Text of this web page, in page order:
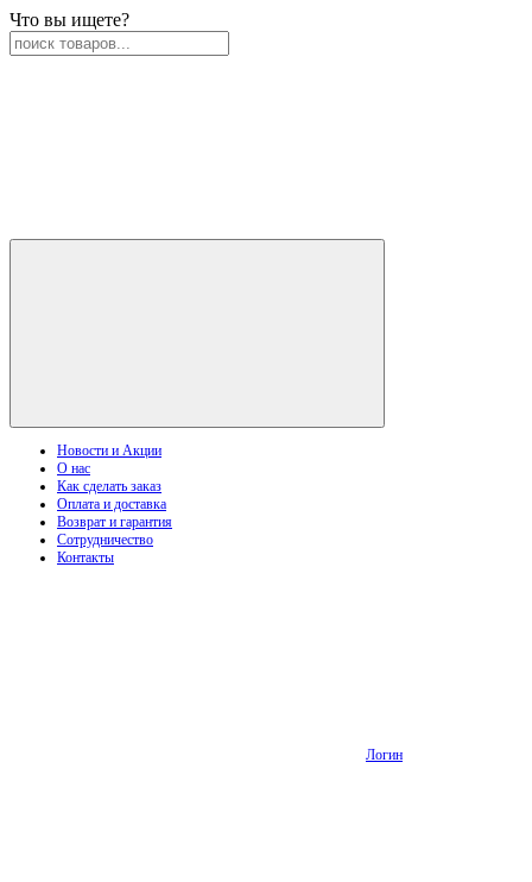
Что вы ищете?
Новости и Акции
О нас
Как сделать заказ
Оплата и доставка
Возврат и гарантия
Сотрудничество
Контакты
Логин